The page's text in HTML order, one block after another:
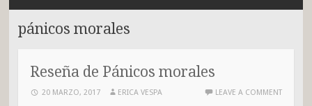
CONTENT
pánicos morales
Reseña de Pánicos morales
20 MARZO, 2017 ERICA VESPA LEAVE A COMMENT